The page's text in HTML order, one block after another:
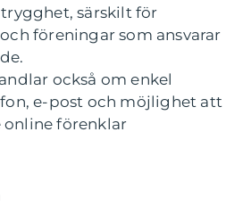
särskilt för
föreningar som ansvarar
också om enkel
e-post och möjlighet att
förenklar